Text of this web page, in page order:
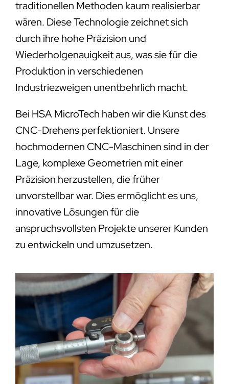
traditionellen Methoden kaum realisierbar
wären. Diese Technologie zeichnet sich
durch ihre hohe Präzision und
Wiederholgenauigkeit aus, was sie für die
Produktion in verschiedenen
Industriezweigen unentbehrlich macht.
Bei HSA MicroTech haben wir die Kunst des
CNC-Drehens perfektioniert. Unsere
hochmodernen CNC-Maschinen sind in der
Lage, komplexe Geometrien mit einer
Präzision herzustellen, die früher
unvorstellbar war. Dies ermöglicht es uns,
innovative Lösungen für die
anspruchsvollsten Projekte unserer Kunden
zu entwickeln und umzusetzen.